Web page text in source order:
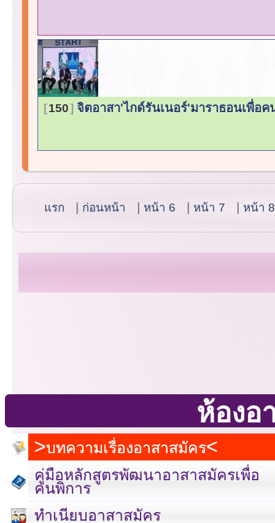
150 จิตอาสา'ไกด์รันเนอร์'มาราธอนเพื่อ
แรก ก่อนหน้า หน้า 6 หน้า 7 หน้า 8
ห้องอ
บทความเรื่องอาสาสมัคร
คู่มือหลักสูตรพัฒนาอาสาสมัครเพื่อ
คนพิการ
ทำเนียบอาสาสมัคร
เลขที่ 23 ชั้น 2 ถนนวิ